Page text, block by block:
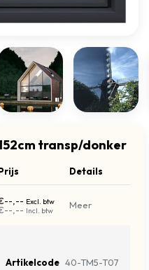
transp/donker
Details
,-- Excl. btw
,-- Incl. btw Meer
Artikelcode 40-TM5-T07